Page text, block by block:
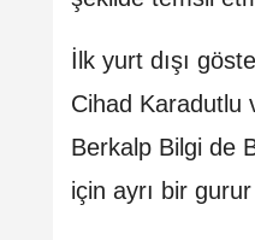
İlk yurt dışı
Cihad Karadutlu
Berkalp Bilgi de
için ayrı bir